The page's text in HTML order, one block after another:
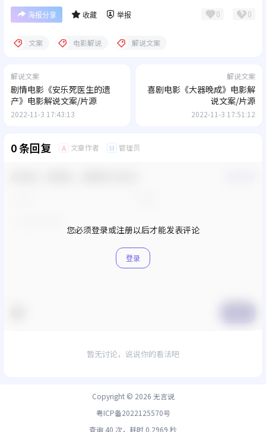
海报分享 收藏 举报 0 0
文案 电影解说 解说文案
解说文案
剧情电影《安乐死医生的遗
产》电影解说文案/片源
2022-11-3 17:43:13
解说文案
喜剧电影《大器晚成》电影解
说文案/片源
2022-11-3 17:51:12
0 条回复 A 文章作者 M 管理员
您必须登录或注册以后才能发表评论
登录
暂无讨论，说说你的看法吧
Copyright © 2026 无言说
粤ICP备2022125570号
查询 40 次，耗时 0.2969 秒